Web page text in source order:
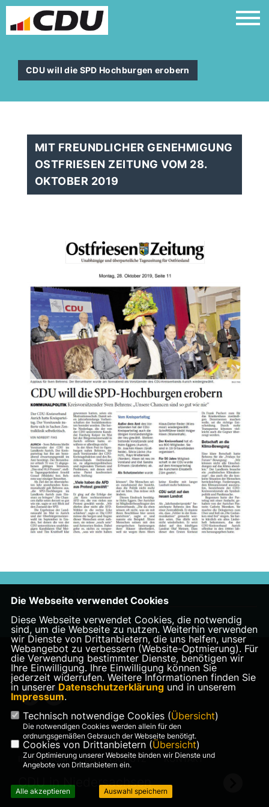
CDU will die SPD Hochburgen erobern
MIT FREUNDLICHER GENEHMIGUNG
OSTFRIESEN ZEITUNG VOM 28.
OKTOBER 2019
30.10.2019, 18:52 Uhr
Homepage des CDU Kreisverbandes Aurich
IMPRESSUM DATENSCHUTZ KONTAKT
CDU in Niedersachsen
Die Webseite verwendet Cookies
Diese Webseite verwendet Cookies, die notwendig
sind, um die Webseite zu nutzen. Weiterhin verwenden
wir Dienste von Drittanbietern, die uns helfen, unser
Webangebot zu verbessern (Website-Optmierung). Für
die Verwendung bestimmter Dienste, benötigen wir
Ihre Einwilligung. Ihre Einwilligung können Sie
jederzeit widerrufen. Weitere Informationen finden Sie
in unserer Datenschutzerklärungund in unserem
Impressum.
Technisch notwendige Cookies (Übersicht)
Die notwendigen Cookies werden allein für den
ordnungsgemäßen Gebrauch der Webseite benötigt.
Cookies von Drittanbietern (Übersicht)
Zur Optimierung unserer Webseite binden wir Dienste und
Angebote von Drittanbietern ein.
Alle akzeptieren Auswahl speichern